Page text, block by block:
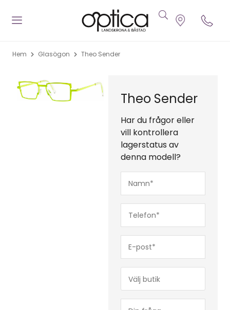
Hem Glasögon Theo Sender
Theo Sender
Har du frågor eller
vill kontrollera
lagerstatus av
denna modell?
post*
(Obligatoriskt)
(Obligatoriskt)